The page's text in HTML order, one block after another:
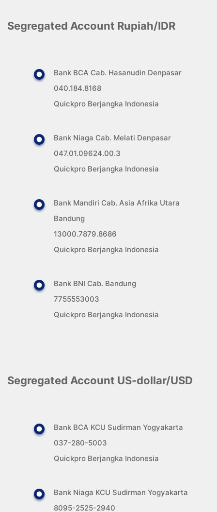
Segregated Account Rupiah/IDR
Bank BCA Cab. Hasanudin Denpasar
040.184.8168
Quickpro Berjangka Indonesia
Bank Niaga Cab. Melati Denpasar
047.01.09624.00.3
Quickpro Berjangka Indonesia
Bank Mandiri Cab. Asia Afrika Utara
Bandung
13000.7879.8686
Quickpro Berjangka Indonesia
Bank BNI Cab. Bandung
7755553003
Quickpro Berjangka Indonesia
Segregated Account US-dollar/USD
Bank BCA KCU Sudirman Yogyakarta
037-280-5003
Quickpro Berjangka Indonesia
Bank Niaga KCU Sudirman Yogyakarta
8095-2525-2940